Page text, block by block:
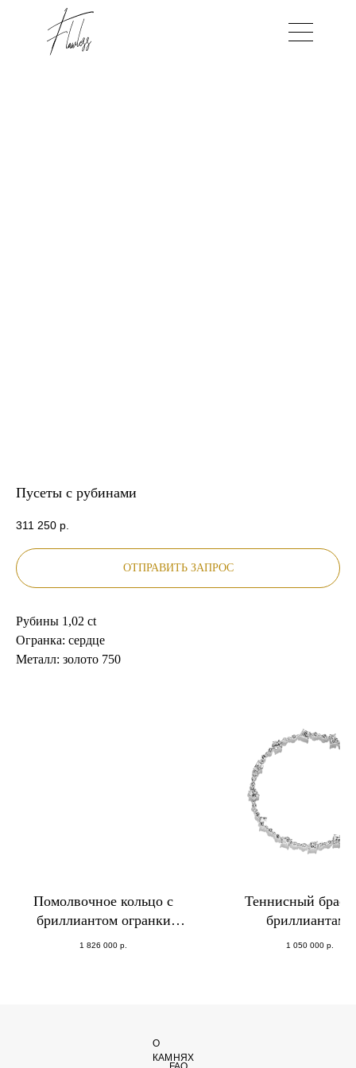
Пусеты с рубинами
311 250 р.
ОТПРАВИТЬ ЗАПРОС
Рубины 1,02 ct
Огранка: сердце
Металл: золото 750
Помолвочное кольцо с
бриллиантом огранки
кушон
1 826 000 р.
Теннисный
бриллиантами
1 050 000 р.
О
КАМНЯХ